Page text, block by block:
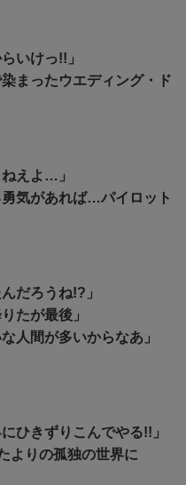
いけっ!!」
まったウエディング・ド
えよ…」
勇気があれば…パイロット
だろうね!?」
たが最後」
人間が多いからなあ」
ひきずりこんでやる!!」
よりの孤独の世界に